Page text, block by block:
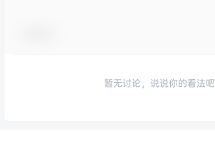
暂无讨论，说说你的看法吧